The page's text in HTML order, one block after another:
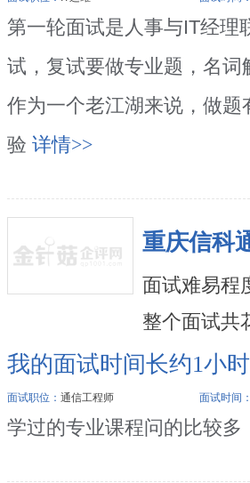
第一轮面试是人事与IT经理
试，复试要做专业题，名
作为一个老江湖来说，做
验 详情>>
重庆信科
面试难易程
整个面试共
我的面试时间长约1小时
面试职位： 通信工程师 面试时间：
学过的专业课程问的比较